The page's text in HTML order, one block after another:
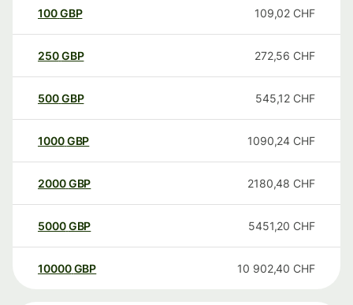
100GBP 109,02 CHF
250GBP 272,56 CHF
500GBP 545,12 CHF
1000GBP 1090,24 CHF
2000GBP 2180,48 CHF
5000GBP 5451,20 CHF
10000 GBP 10 902,40 CHF